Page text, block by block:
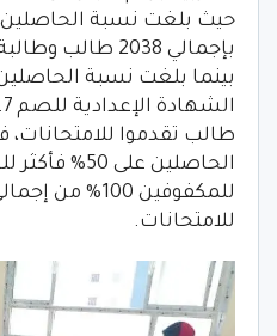
بإجمالي 2038
طالب تقدموا
الحاصلين على
للامتحانات.